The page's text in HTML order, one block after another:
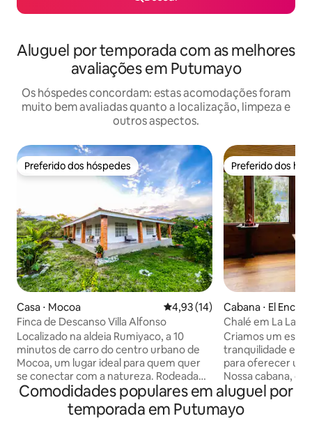
Aluguel por temporada com as melhores
avaliações em Putumayo
Os hóspedes concordam: estas acomodações foram
muito bem avaliadas quanto a localização, limpeza e
outros aspectos.
Preferido dos hóspedes
Preferido dos hóspedes
Casa ⋅ Mocoa 4,93 de uma avaliação média
4,93 (14)
Finca de Descanso Villa Alfonso
Localizado na aldeia Rumiyaco, a 10
minutos de carro do centro urbano de
Mocoa, um lugar ideal para quem quer
se conectar com a natureza. Rodeada
por vegetação exuberante e ar puro, a
propriedade oferece uma atmosfera
tranquila com vista para a cordilheira de
Preferido dos
Preferido dos
Cabana ⋅ El
Chalé em La
Criamos um
tranquilidade e o
para oferecer
Nossa cabana,
completamente
localizada em
privilegiada nas
Comodidades populares em aluguel por
temporada em Putumayo